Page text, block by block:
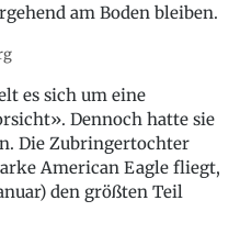
am Boden bleiben.
es sich um eine
Dennoch hatte sie
Die Zubringertochter
American Eagle fliegt,
den größten Teil